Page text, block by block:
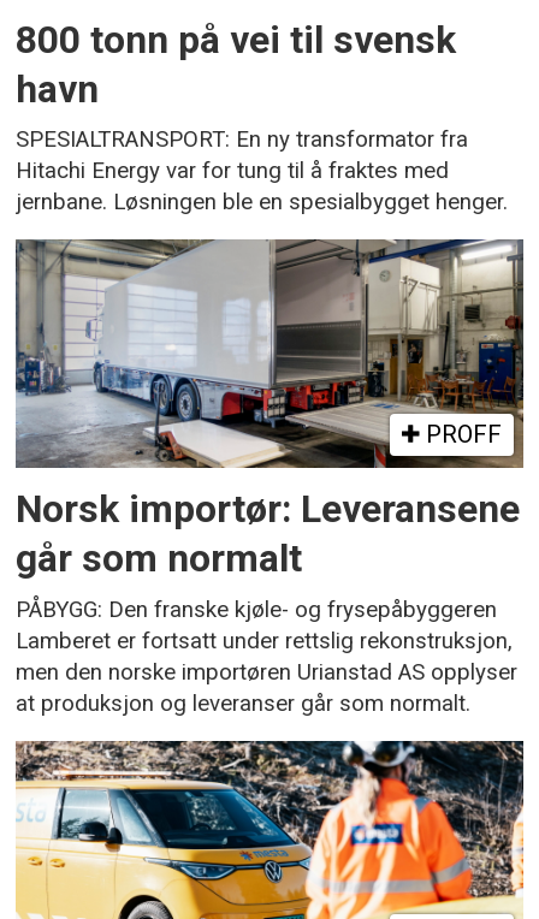
800 tonn på vei til svensk
havn
SPESIALTRANSPORT: En ny transformator fra
Hitachi Energy var for tung til å fraktes med
jernbane. Løsningen ble en spesialbygget henger.
PROFF
Norsk importør: Leveransene
går som normalt
PÅBYGG: Den franske kjøle- og frysepåbyggeren
Lamberet er fortsatt under rettslig rekonstruksjon,
men den norske importøren Urianstad AS opplyser
at produksjon og leveranser går som normalt.